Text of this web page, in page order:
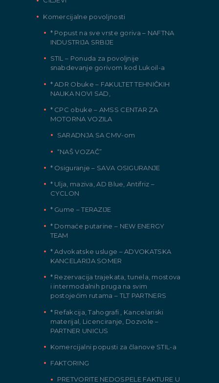
Komercijalne povoljnosti
* Popust na sve vrste goriva – NAFTNA
INDUSTRIJA SRBIJE
STIL – Ponuda za povoljnije
snabdevanje gorivom kod Lukoil-a
* ADR Obuke – FAKULTET TEHNIČKIH
NAUKA NOVI SAD,
* CPC obuke – AMSS CENTAR ZA
MOTORNA VOZILA
SARADNJA SA CMV-om
“NAŠ VOZAČ”
* Osiguranje – SAVA OSIGURANJE
* Ulja, maziva, AD Blue, Antifriz –
CYCLON
* Gume – TERAZIJE
* Domaće putarine – NEW ENERGY
TEAM
* Advokatske usluge – ADVOKATSKA
KANCELARIJA SOMER
* Rezervacija trajekata, tunela, mostova
i intermodalnih pruga na svim
postojećim rutama – TLT PARTNERS
* Refakcija, Tahografi , Kancelariski
materijal, Licenciranje, Dozvole –
PARTNER UNICUS
Komercijalni popusti za članove STIL-a
FAKTORING
PRETVORITE NEDOSPELE FAKTURE U